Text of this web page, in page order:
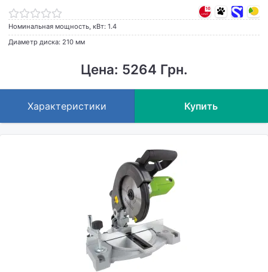
Номинальная мощность, кВт: 1.4
Диаметр диска: 210 мм
Цена: 5264 Грн.
Характеристики Купить